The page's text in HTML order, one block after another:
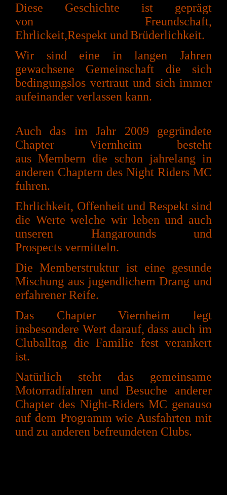
Diese Geschichte ist geprägt
von Freundschaft,
Ehrlickeit,Respekt und Brüderlichkeit.
Wir sind eine in langen Jahren
gewachsene Gemeinschaft die sich
bedingungslos vertraut und sich immer
aufeinander verlassen kann.
Auch das im Jahr 2009 gegründete
Chapter Viernheim besteht
ausMembern die schon jahrelang in
anderen Chaptern des Night Riders MC
fuhren.
Ehrlichkeit, Offenheit und Respekt sind
die Wertewelche wir leben und auch
unseren Hangarounds und
Prospects vermitteln.
Die Memberstruktur ist eine gesunde
Mischung aus jugendlichem Drang und
erfahrener Reife.
Das Chapter Viernheim legt
insbesondere Wert darauf, dass auch im
Cluballtag die Familie fest verankert
ist.
Natürlich steht das gemeinsame
Motorradfahren und Besuche anderer
Chapter des Night-Riders MC genauso
auf dem Programm wie Ausfahrten mit
und zu anderen befreundeten Clubs.